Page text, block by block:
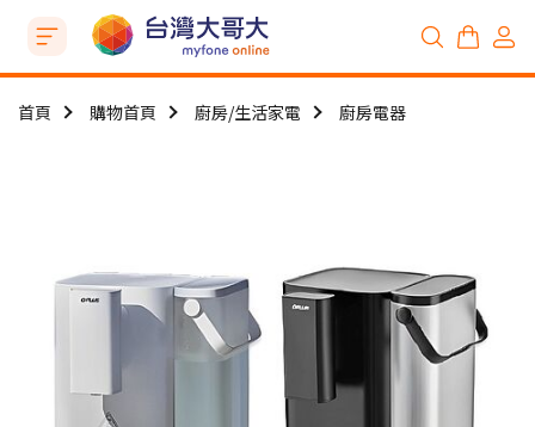
首頁 購物首頁 廚房/生活家電 廚房電器